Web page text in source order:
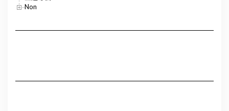
Non